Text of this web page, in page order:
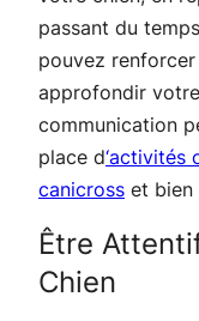
passant du
pouvez
approfondir
communication
place d‘activités
canicross et bien
Être
Chien